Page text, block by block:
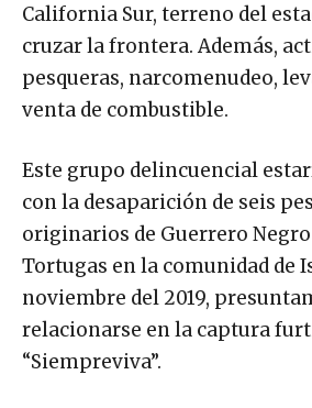
California Sur, terreno del
cruzar la frontera. Además,
pesqueras, narcomenudeo,
venta de combustible.
Este grupo delincuencial
con la desaparición de seis
originarios de Guerrero
Tortugas en la comunidad de
noviembre del 2019,
relacionarse en la captura
“Siempreviva”.